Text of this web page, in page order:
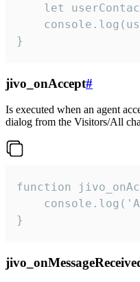
let
}
jivo_onAccept#
Is executed when an agent
dialog from the Visitors/All
function
}